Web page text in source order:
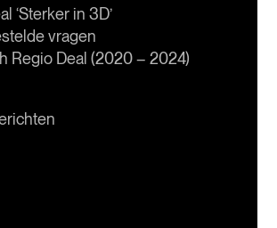
‘Sterker in 3D’
vragen
Regio Deal (2020 – 2024)